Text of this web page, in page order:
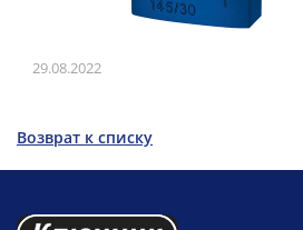
29.08.2022
Возврат к списку